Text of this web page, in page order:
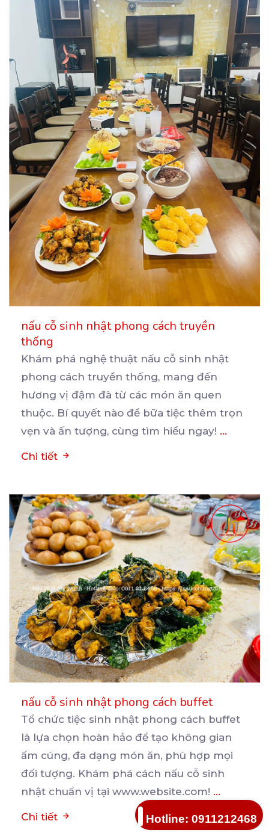
nấu cỗ sinh nhật phong cách truyền
thống
Khám phá nghệ thuật nấu cỗ sinh nhật
phong cách truyền thống, mang đến
hương vị đậm đà từ các món ăn quen
thuộc. Bí quyết nào để bữa tiệc thêm trọn
vẹn và ấn tượng, cùng tìm hiểu ngay! ...
Chi tiết
nấu cỗ sinh nhật phong cách buffet
Tổ chức tiệc sinh nhật phong cách buffet
là lựa chọn hoàn hảo để tạo không gian
ấm cúng, đa dạng món ăn, phù hợp mọi
đối tượng. Khám phá cách nấu cỗ sinh
nhật chuẩn vị tại www.website.com! ...
Chi tiết Hotline: 0911212468